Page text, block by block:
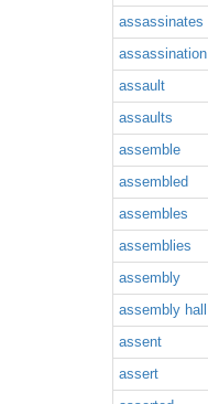
assassinates
assassination
assault
assaults
assemble
assembled
assembles
assemblies
assembly
assembly hall
assent
assert